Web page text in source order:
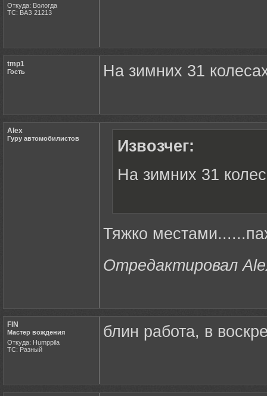
Откуда: Вологда
ТС: ВАЗ 21213
tmp1
Гость На зимних 31
Alex
Гуру автомобилистов
Извозчег:
На зимних 31
Тяжко
Отредактировал
FIN
Мастер вождения
Откуда: Humppila
ТС: Разный
блин работа, в